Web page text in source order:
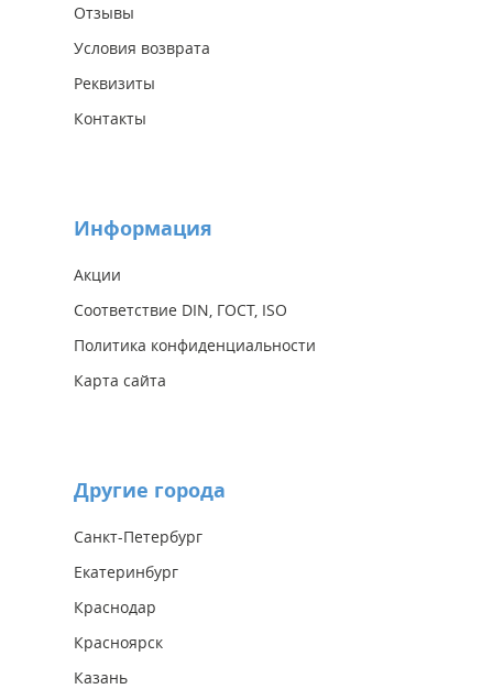
Отзывы
Условия возврата
Реквизиты
Контакты
Информация
Акции
Соответствие DIN, ГОСТ, ISO
Политика конфиденциальности
Карта сайта
Другие города
Санкт-Петербург
Екатеринбург
Краснодар
Красноярск
Казань